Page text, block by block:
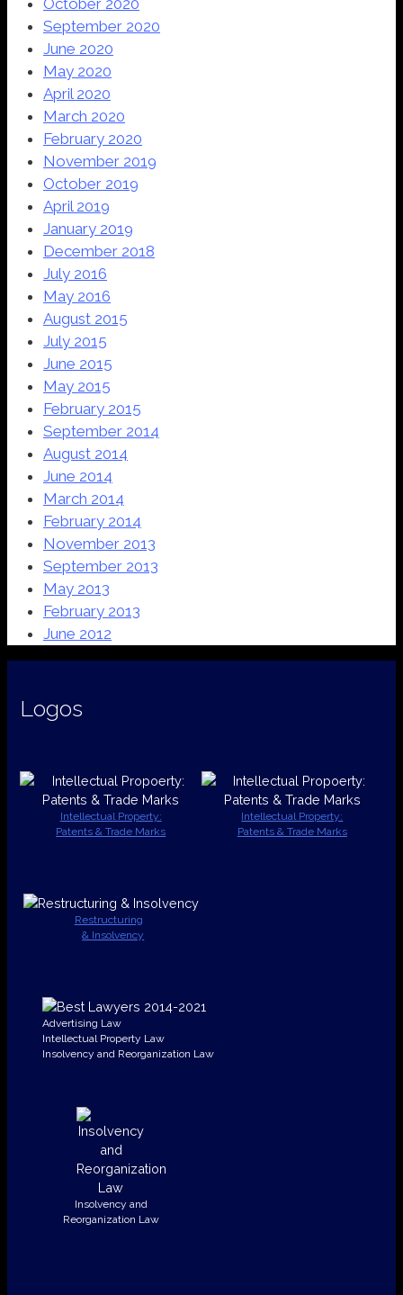
September 2020
June 2020
May 2020
April 2020
March 2020
February 2020
November 2019
October 2019
April 2019
January 2019
December 2018
July 2016
May 2016
August 2015
July 2015
June 2015
May 2015
February 2015
September 2014
August 2014
June 2014
March 2014
February 2014
November 2013
September 2013
May 2013
February 2013
June 2012
Logos
Intellectual Property:
Patents & Trade Marks
Intellectual Property:
Patents & Trade Marks
Restructuring
& Insolvency
Advertising Law
Intellectual Property Law
Insolvency and Reorganization Law
Insolvency and
Reorganization Law